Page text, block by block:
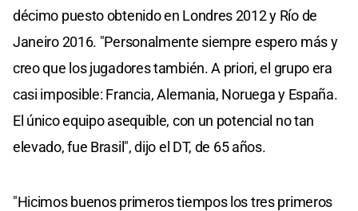
décimo puesto obtenido en Londres 2012 y Río de
Janeiro 2016. "Personalmente siempre espero más y
creo que los jugadores también. A priori, el grupo era
casi imposible: Francia, Alemania, Noruega y España.
El único equipo asequible, con un potencial no tan
elevado, fue Brasil", dijo el DT, de 65 años.
"Hicimos buenos primeros tiempos los tres primeros